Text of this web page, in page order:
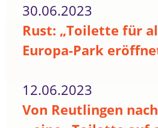
30.06.2023
Rust: „Toilette für
Europa-Park
12.06.2023
Von Reutlingen